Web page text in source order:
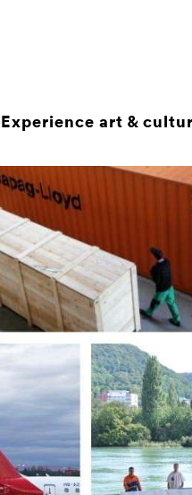
Experience art &